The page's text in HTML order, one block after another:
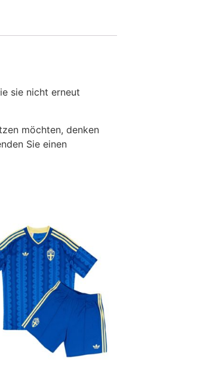
sie nicht erneut
möchten, denken
Sie einen